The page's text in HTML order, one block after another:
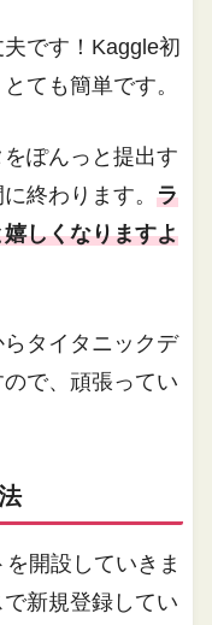
です！Kaggle初
ても簡単です。
ぽんっと提出す
終わります。ラ
しくなりますよ
タイタニックデ
で、頑張ってい
開設していきま
新規登録してい